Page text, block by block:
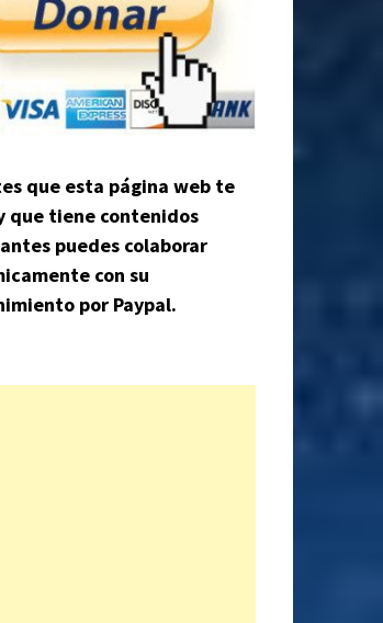
que esta página web te
que tiene contenidos
puedes colaborar
con su
por Paypal.